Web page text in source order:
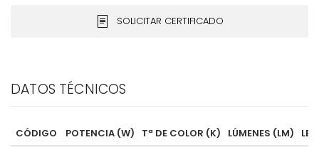
SOLICITAR CERTIFICADO
DATOS TÉCNICOS
CÓDIGO POTENCIA (W) Tª DE COLOR (K) LÚMENES (LM)